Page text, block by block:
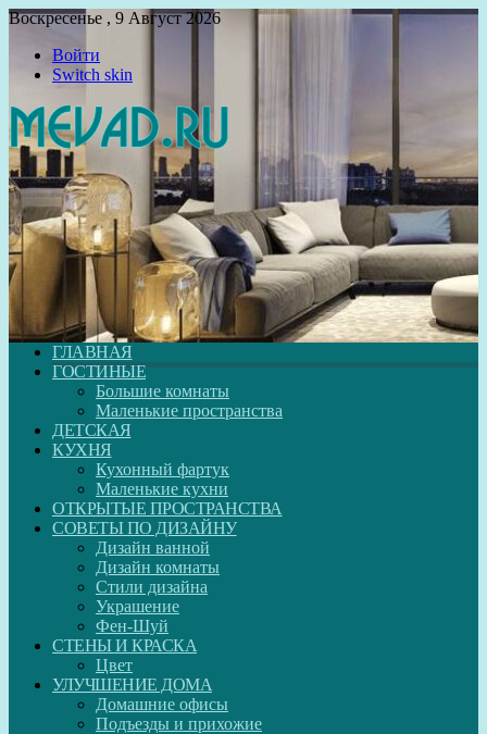
Воскресенье , 9 Август 2026
Войти
Switch skin
ГЛАВНАЯ
ГОСТИНЫЕ
Большие комнаты
Маленькие пространства
ДЕТСКАЯ
КУХНЯ
Кухонный фартук
Маленькие кухни
ОТКРЫТЫЕ ПРОСТРАНСТВА
СОВЕТЫ ПО ДИЗАЙНУ
Дизайн ванной
Дизайн комнаты
Стили дизайна
Украшение
Фен-Шуй
СТЕНЫ И КРАСКА
Цвет
УЛУЧШЕНИЕ ДОМА
Домашние офисы
Подъезды и прихожие